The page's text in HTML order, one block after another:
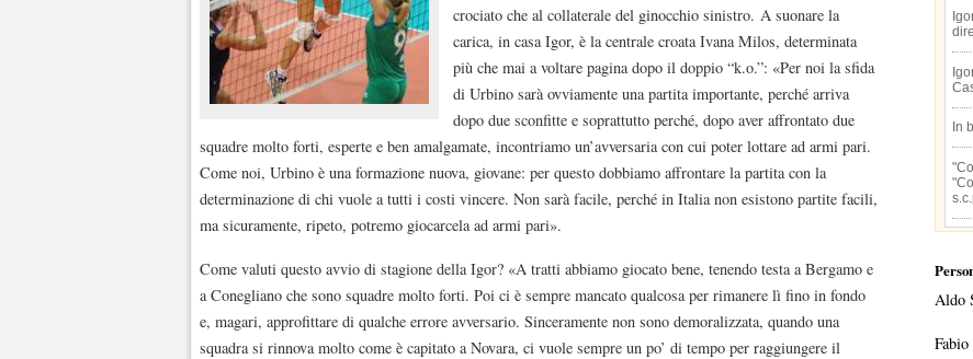
crociato che al collaterale del ginocchio sinistro. A suonare la
carica, in casa Igor, è la centrale croata Ivana Milos, determinata
più che mai a voltare pagina dopo il doppio “k.o.”: «Per noi la sfida
di Urbino sarà ovviamente una partita importante, perché arriva
dopo due sconfitte e soprattutto perché, dopo aver affrontato due
squadre molto forti, esperte e ben amalgamate, incontriamo un’avversaria con cui poter lottare ad armi pari.
Come noi, Urbino è una formazione nuova, giovane: per questo dobbiamo affrontare la partita con la
determinazione di chi vuole a tutti i costi vincere. Non sarà facile, perché in Italia non esistono partite facili,
ma sicuramente, ripeto, potremo giocarcela ad armi pari».
Come valuti questo avvio di stagione della Igor? «A tratti abbiamo giocato bene, tenendo testa a Bergamo e
a Conegliano che sono squadre molto forti. Poi ci è sempre mancato qualcosa per rimanere lì fino in fondo
e, magari, approfittare di qualche errore avversario. Sinceramente non sono demoralizzata, quando una
squadra si rinnova molto come è capitato a Novara, ci vuole sempre un po’ di tempo per raggiungere il
In
Aldo